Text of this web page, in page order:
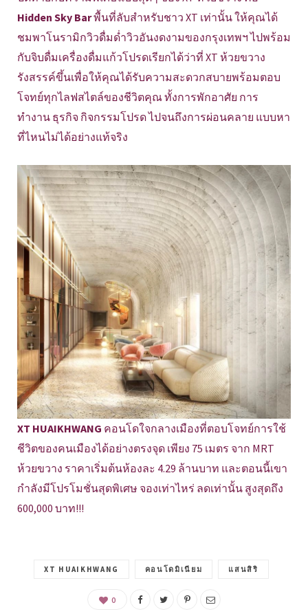
Hidden Sky Barพื้นที่ลับสำหรับชาว XT เท่านั้น ให้คุณได้
ชมพาโนรามิกวิวดื่มด่ำวิวอันงดงามของกรุงเทพฯ ไปพร้อม
กับจิบดื่มเครื่องดื่มแก้วโปรดเรียกได้ว่าที่ XT ห้วยขวาง
รังสรรค์ขึ้นเพื่อให้คุณได้รับความสะดวกสบายพร้อมตอบ
โจทย์ทุกไลฟสไตล์ของชีวิตคุณ ทั้งการพักอาศัย การ
ทำงาน ธุรกิจ กิจกรรมโปรด ไปจนถึงการผ่อนคลาย แบบหา
ที่ไหนไม่ได้อย่างแท้จริง
XT HUAIKHWANG คอนโดใจกลางเมืองที่ตอบโจทย์การใช้
ชีวิตของคนเมืองได้อย่างตรงจุด เพียง 75 เมตร จาก MRT
ห้วยขวาง ราคาเริ่มต้นห้องละ 4.29 ล้านบาท และตอนนี้เขา
กำลังมีโปรโมชั่นสุดพิเศษ จองเท่าไหร่ ลดเท่านั้น สูงสุดถึง
600,000 บาท!!!
XT HUAIKHWANG คอนโดมิเนียม แสนสิริ
0